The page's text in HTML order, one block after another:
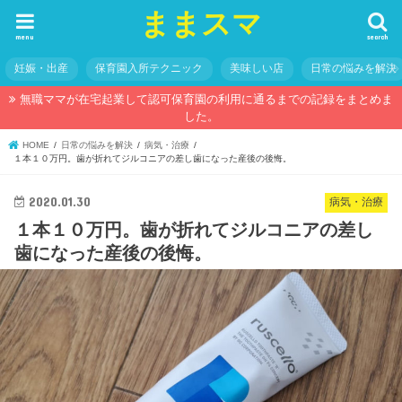
ままスマ search
menu
妊娠・出産 保育園入所テクニック 美味しい店 日常の悩みを解決
無職ママが在宅起業して認可保育園の利用に通るまでの記録をまとめま
した。
HOME 日常の悩みを解決
病気・治療
１本１０万円。歯が折れてジルコニアの差し歯になった産後の後悔。
病気・治療
2020.01.30
１本１０万円。歯が折れてジルコニアの差し
歯になった産後の後悔。